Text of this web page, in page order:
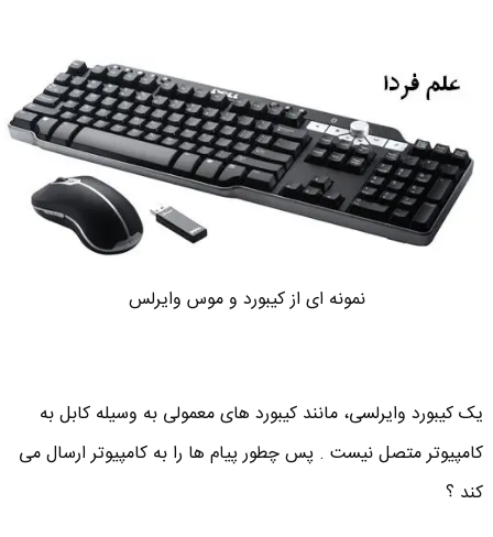
نمونه ای از کیبورد و موس وایرلس
یک کیبورد وایرلسی، مانند کیبورد های معمولی به وسیله کابل به
کامپیوتر متصل نیست . پس چطور پیام ها را به کامپیوتر ارسال می
کند ؟